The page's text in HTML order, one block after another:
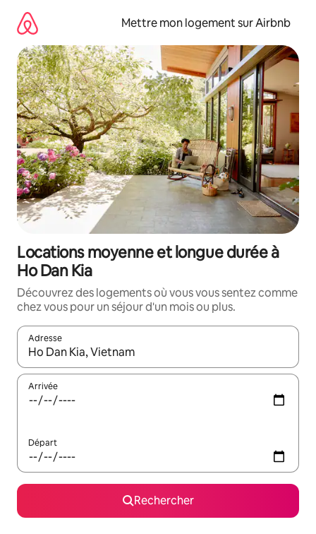
directement
contenu
Mettre mon logement sur Airbnb
Locations moyenne et longue durée à
Ho Dan Kia
Découvrez des logements où vous vous sentez comme
chez vous pour un séjour d'un mois ou plus.
Adresse
Lorsque les résultats s'affichent, utilisez les flèches vers le
Arrivée
Départ
Rechercher